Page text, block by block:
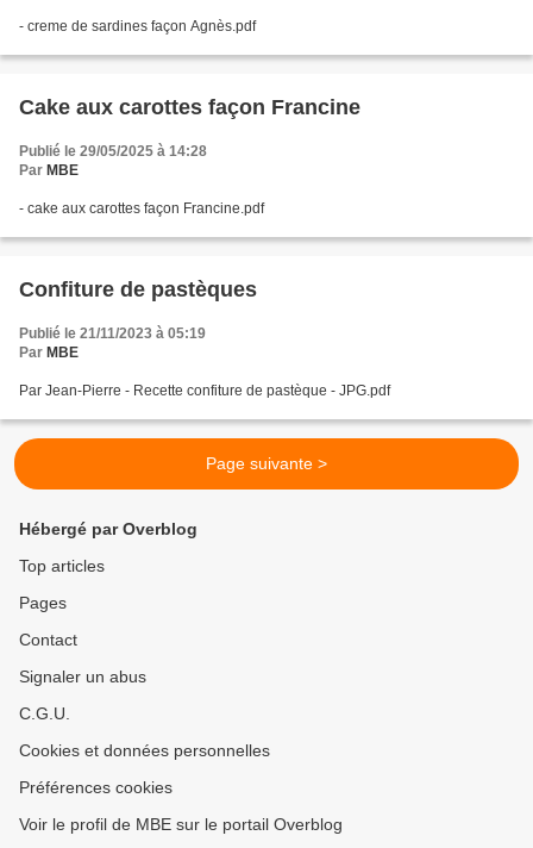
- creme de sardines façon Agnès.pdf
Cake aux carottes façon Francine
Publié le 29/05/2025 à 14:28
Par MBE
- cake aux carottes façon Francine.pdf
Confiture de pastèques
Publié le 21/11/2023 à 05:19
Par MBE
Par Jean-Pierre - Recette confiture de pastèque - JPG.pdf
Page suivante >
Hébergé par Overblog
Top articles
Pages
Contact
Signaler un abus
C.G.U.
Cookies et données personnelles
Préférences cookies
Voir le profil de MBE sur le portail Overblog